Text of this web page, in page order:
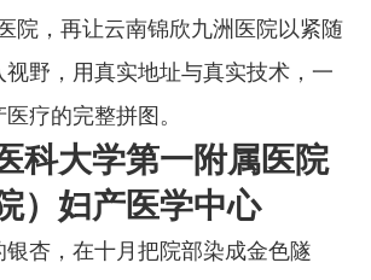
院，再让云南锦欣九洲医院以紧随
野，用真实地址与真实技术，一
疗的完整拼图。
科大学第一附属医院
）妇产医学中心
银杏，在十月把院部染成金色隧